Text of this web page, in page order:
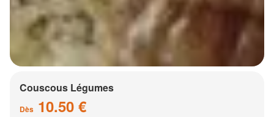
Couscous Légumes
Dès 10.50 €